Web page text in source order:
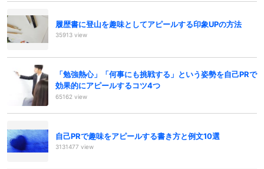
履歴書に登山を趣味としてアピールする印象UPの方法
35913 view
「勉強熱心」「何事にも挑戦する」という姿勢を自己PRで
効果的にアピールするコツ4つ
65162 view
自己PRで趣味をアピールする書き方と例文10選
3131477 view